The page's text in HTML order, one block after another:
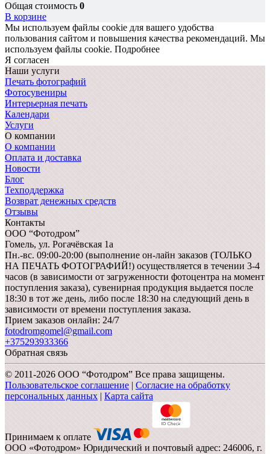
Общая стоимость 0
В корзине
Мы используем файлы cookie для вашего удобства
пользования сайтом и повышения качества рекомендаций. Мы
используем файлы cookie. Подробнее
Я согласен
Наши услуги
Печать фотографий
Фотосувениры
Интерьерная печать
Календари
Услуги
О компании
О компании
Оплата и доставка
Новости
Блог
Техподдержка
Возврат денежных средств
Отзывы
Контакты
ООО “Фотодром”
Гомель, ул. Рогачёвская 1а
Пн.-вс. 09:00-20:00 (выполнение он-лайн заказов (ТОЛЬКО
НА ПЕЧАТЬ ФОТОГРАФИЙ!) осуществляется в течении 3-4
часов (в зависимости от загруженности фотоцентра на момент
поступления заказа), сувенирная продукция выдается после
18:30 в тот же день, либо после 18:30 на следующий день в
зависимости от времени поступления заказа.
Прием заказов онлайн: 24/7
fotodromgomel@gmail.com
+375293933366
Обратная связь
© 2011-2026 ООО “Фотодром” Все права защищены.
Пользовательское соглашение | Согласие на обработку
персональных данных | Карта сайта
Принимаем к оплате
ООО «Фотодром» Юридический и почтовый адрес: 246006, г.